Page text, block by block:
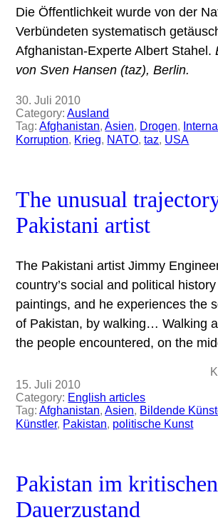
Die Öffentlichkeit wurde von der
Verbündeten systematisch
Afghanistan-Experte Albert Stahel.
von Sven Hansen (taz), Berlin.
30. Juli 2010
Category:Ausland
Tag:Afghanistan, Asien, Drogen,
Korruption, Krieg, NATO, taz, USA
The unusual
Pakistani artist
The Pakistani artist Jimmy
country’s social and political
paintings, and he experiences the
of Pakistan, by walking… Walking
the people encountered, on the
15. Juli 2010
Category: English articles
Tag:Afghanistan, Asien, Bildende
Künstler, Pakistan, politische Kunst
Pakistan im kritischen
Dauerzustand